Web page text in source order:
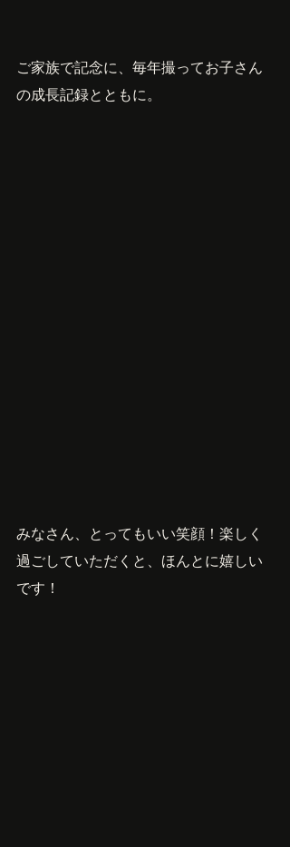
ご家族で記念に、毎年撮ってお子さん
の成長記録とともに。
みなさん、とってもいい笑顔！楽しく
過ごしていただくと、ほんとに嬉しい
です！